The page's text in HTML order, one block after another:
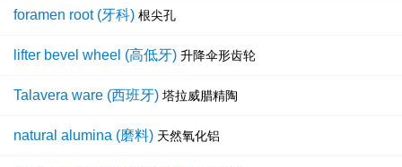
foramen root (牙科) 根尖孔
lifter bevel wheel (高低牙) 升降伞形齿轮
Talavera ware (西班牙) 塔拉威腊精陶
natural alumina (磨料) 天然氧化铝